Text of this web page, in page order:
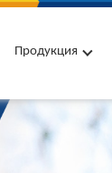
Продукция